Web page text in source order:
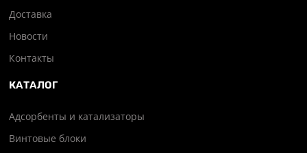
Доставка
Новости
Контакты
КАТАЛОГ
Адсорбенты и катализаторы
Винтовые блоки